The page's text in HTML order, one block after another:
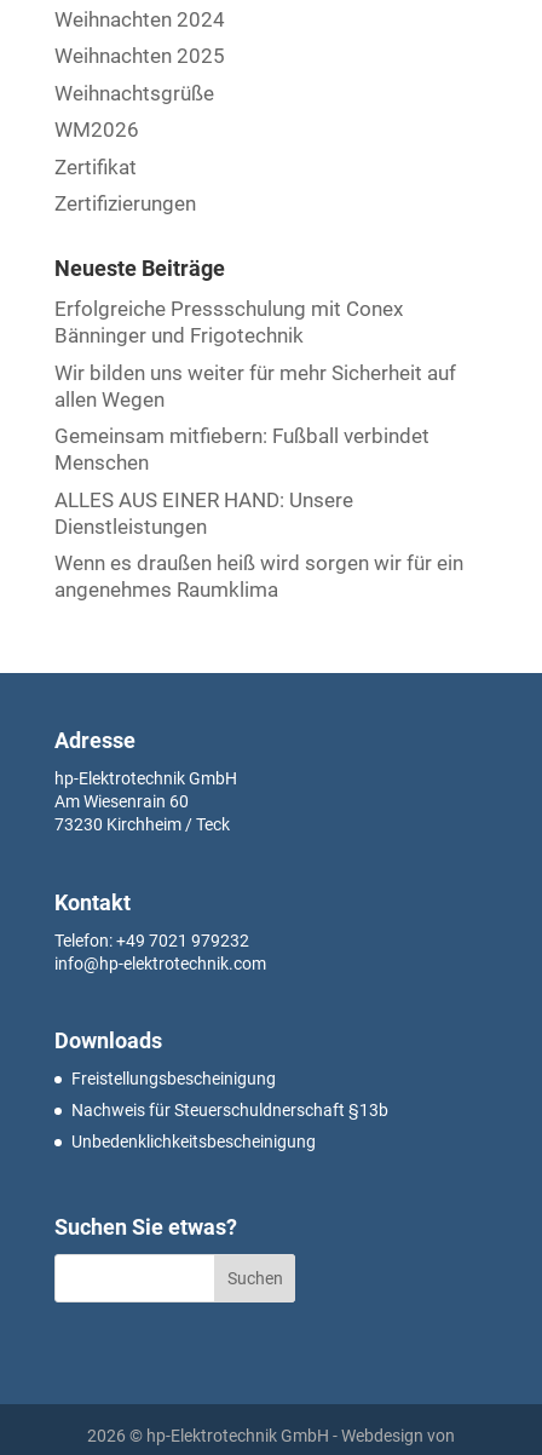
Weihnachten 2024
Weihnachten 2025
Weihnachtsgrüße
WM2026
Zertifikat
Zertifizierungen
Neueste Beiträge
Erfolgreiche Pressschulung mit Conex
Bänninger und Frigotechnik
Wir bilden uns weiter für mehr Sicherheit auf
allen Wegen
Gemeinsam mitfiebern: Fußball verbindet
Menschen
ALLES AUS EINER HAND: Unsere
Dienstleistungen
Wenn es draußen heiß wird sorgen wir für ein
angenehmes Raumklima
Adresse
hp-Elektrotechnik GmbH
Am Wiesenrain 60
73230 Kirchheim / Teck
Kontakt
Telefon: +49 7021 979232
info@hp-elektrotechnik.com
Downloads
Freistellungsbescheinigung
Nachweis für Steuerschuldnerschaft §13b
Unbedenklichkeitsbescheinigung
Suchen Sie etwas?
2026 © hp-Elektrotechnik GmbH - Webdesign von